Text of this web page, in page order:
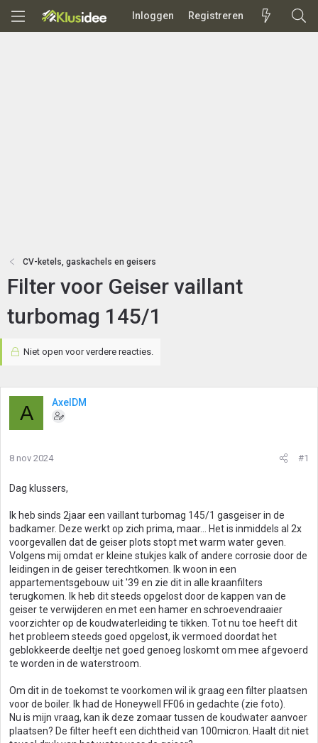
Inloggen Registreren
CV-ketels, gaskachels en geisers
Filter voor Geiser vaillant
turbomag 145/1
Niet open voor verdere reacties.
A AxelDM
8 nov 2024 #1
Dag klussers,
Ik heb sinds 2jaar een vaillant turbomag 145/1 gasgeiser in de
badkamer. Deze werkt op zich prima, maar... Het is inmiddels al 2x
voorgevallen dat de geiser plots stopt met warm water geven.
Volgens mij omdat er kleine stukjes kalk of andere corrosie door de
leidingen in de geiser terechtkomen. Ik woon in een
appartementsgebouw uit '39 en zie dit in alle kraanfilters
terugkomen. Ik heb dit steeds opgelost door de kappen van de
geiser te verwijderen en met een hamer en schroevendraaier
voorzichter op de koudwaterleiding te tikken. Tot nu toe heeft dit
het probleem steeds goed opgelost, ik vermoed doordat het
geblokkeerde deeltje net goed genoeg loskomt om mee afgevoerd
te worden in de waterstroom.
Om dit in de toekomst te voorkomen wil ik graag een filter plaatsen
voor de boiler. Ik had de Honeywell FF06 in gedachte (zie foto).
Nu is mijn vraag, kan ik deze zomaar tussen de koudwater aanvoer
plaatsen? De filter heeft een dichtheid van 100micron. Haalt dit niet